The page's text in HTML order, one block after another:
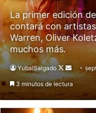
La primer edición
contará con
Warren, Oliver
muchos más.
YubalSalgado
Follow
on
X
Send
an
3 minutos de lectura